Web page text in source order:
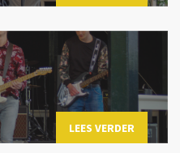
LEES VERDER